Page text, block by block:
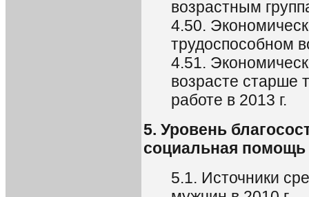
возрастным
4.50.
трудоспособном
4.51.
возрасте старше
работе в 2013 г.
5. Уровень
социальная помощь
5.1. Источники